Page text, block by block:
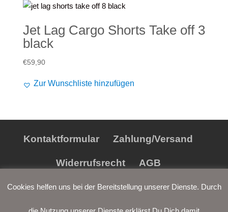
Jet Lag Cargo Shorts Take off 3
black
€59,90
Zur Wunschliste hinzufügen
Kontaktformular Zahlung/Versand
Widerrufsrecht AGB
Datenschutz Impressum
Cookies helfen uns bei der Bereitstellung unserer Dienste. Durch